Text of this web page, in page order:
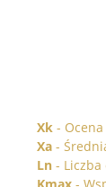
Xk -
Xa -
Ln -